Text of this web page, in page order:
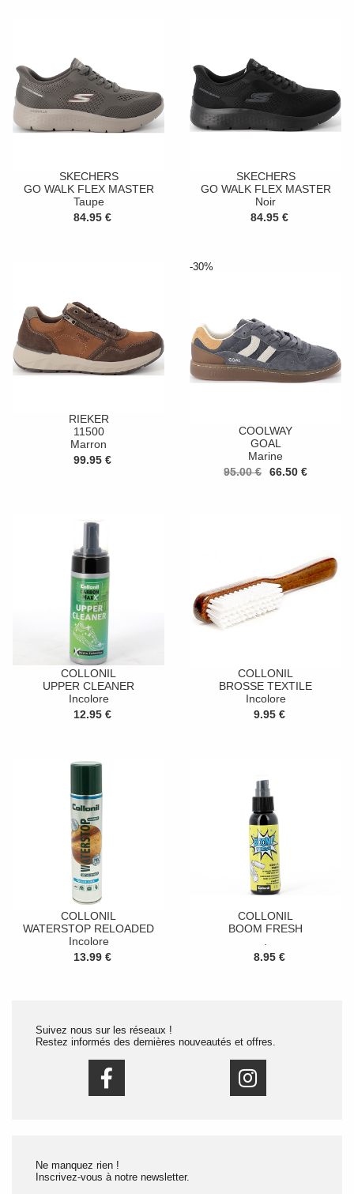
SKECHERS
GO WALK FLEX MASTER
Taupe
84.95 €
SKECHERS
GO WALK FLEX MASTER
Noir
84.95 €
RIEKER
11500
Marron
99.95 €
-30%
COOLWAY
GOAL
Marine
95.00 €
66.50 €
COLLONIL
UPPER CLEANER
Incolore
12.95 €
COLLONIL
BROSSE TEXTILE
Incolore
9.95 €
COLLONIL
WATERSTOP RELOADED
Incolore
13.99 €
COLLONIL
BOOM FRESH
8.95 €
Suivez nous sur les réseaux !
Restez informés des dernières nouveautés et offres.
Ne manquez rien !
Inscrivez-vous à notre newsletter.